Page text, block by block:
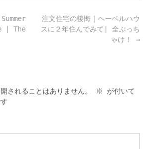
注文住宅の後悔｜ヘーベルハウ
スに２年住んでみて| 全ぶっち
ゃけ！ →
| The
されることはありません。 ※
が付いて